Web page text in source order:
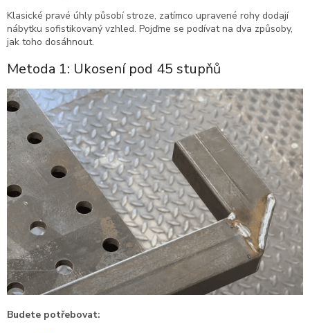
Klasické pravé úhly působí stroze, zatímco upravené rohy dodají
nábytku sofistikovaný vzhled. Pojďme se podívat na dva způsoby,
jak toho dosáhnout.
Metoda 1: Ukosení pod 45 stupňů
Budete potřebovat: